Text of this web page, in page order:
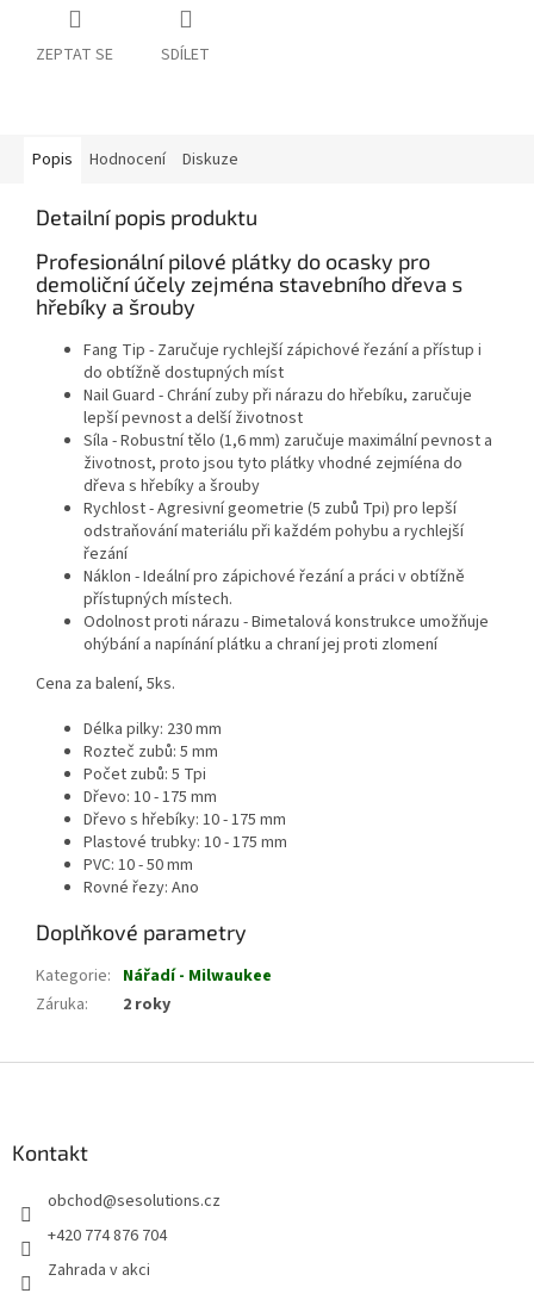
ZEPTAT SE SDÍLET
Popis Hodnocení Diskuze
Detailní popis produktu
Profesionální pilové plátky do ocasky pro
demoliční účely zejména stavebního dřeva s
hřebíky a šrouby
Fang Tip - Zaručuje rychlejší zápichové řezání a přístup i
do obtížně dostupných míst
Nail Guard - Chrání zuby při nárazu do hřebíku, zaručuje
lepší pevnost a delší životnost
Síla - Robustní tělo (1,6 mm) zaručuje maximální pevnost a
životnost, proto jsou tyto plátky vhodné zejmíéna do
dřeva s hřebíky a šrouby
Rychlost - Agresivní geometrie (5 zubů Tpi) pro lepší
odstraňování materiálu při každém pohybu a rychlejší
řezání
Náklon - Ideální pro zápichové řezání a práci v obtížně
přístupných místech.
Odolnost proti nárazu - Bimetalová konstrukce umožňuje
ohýbání a napínání plátku a chraní jej proti zlomení
Cena za balení, 5ks.
Délka pilky: 230 mm
Rozteč zubů: 5 mm
Počet zubů: 5 Tpi
Dřevo: 10 - 175 mm
Dřevo s hřebíky: 10 - 175 mm
Plastové trubky: 10 - 175 mm
PVC: 10 - 50 mm
Rovné řezy: Ano
Doplňkové parametry
Kategorie: Nářadí - Milwaukee
Záruka: 2 roky
Kontakt
obchod@sesolutions.cz
+420 774 876 704
Zahrada v akci